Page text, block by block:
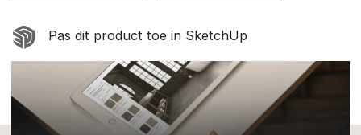
Pas dit product toe in SketchUp